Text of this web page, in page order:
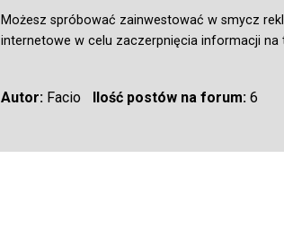
Możesz spróbować zainwestować w smycz
internetowe w celu zaczerpnięcia informacji
Autor: Facio Ilość postów na forum:6